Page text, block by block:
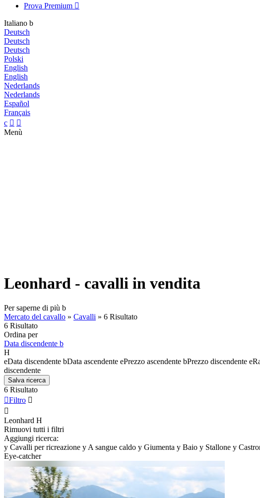
Prova Premium 
Italiano b
Deutsch
Deutsch
Deutsch
Polski
English
English
Nederlands
Nederlands
Español
Français
c  
Menù
Leonhard - cavalli in vendita
Per saperne di più b
Mercato del cavallo » Cavalli » 6 Risultato
6 Risultato
Ordina per
Data discendente b
H
eData discendente bData ascendente ePrezzo ascendente bPrezzo discendente e
discendente
Salva ricerca
6 Risultato
Filtro 

Leonhard H
Rimuovi tutti i filtri
Aggiungi ricerca:
y Cavalli per ricreazione y A sangue caldo y Giumenta y Baio y Stallone y
Eye-catcher